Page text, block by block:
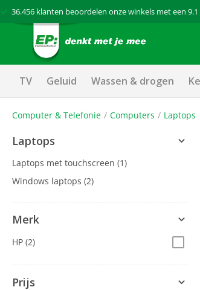
36.456 klanten beoordelen onze winkels met een 9.1
TV Geluid Wassen & drogen
Computer & Telefonie Computers Laptops
Laptops
Laptops met touchscreen (1)
Windows laptops (2)
Merk
HP (2)
Prijs